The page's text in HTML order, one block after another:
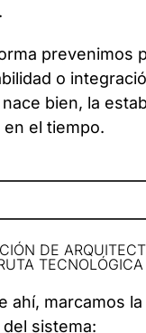
prevenimos
o
bien, la
el tiempo.
DE
TECNOLÓGICA
ahí, marcamos
sistema: